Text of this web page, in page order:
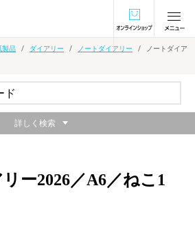
オンラインショ
製品 ダイアリー ノートダイアリー
ノートダイア
ー2026／A6／ねこ1
詳しく検索